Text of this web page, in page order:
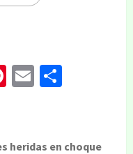
Pinterest
Email
heridas en choque